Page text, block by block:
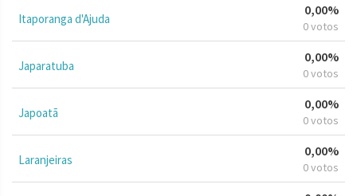
Itaporanga d'Ajuda
0,00%
0 votos
Japaratuba
0,00%
0 votos
Japoatã
0,00%
0 votos
Laranjeiras
0,00%
0 votos